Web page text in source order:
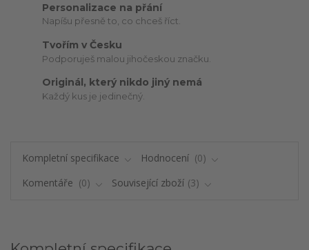
Personalizace na přání
Napíšu přesně to, co chceš říct.
Tvořím v Česku
Podporuješ malou jihočeskou značku.
Originál, který nikdo jiný nemá
Každý kus je jedinečný.
Kompletní specifikace Hodnocení
0
Komentáře
0 Související zboží 3